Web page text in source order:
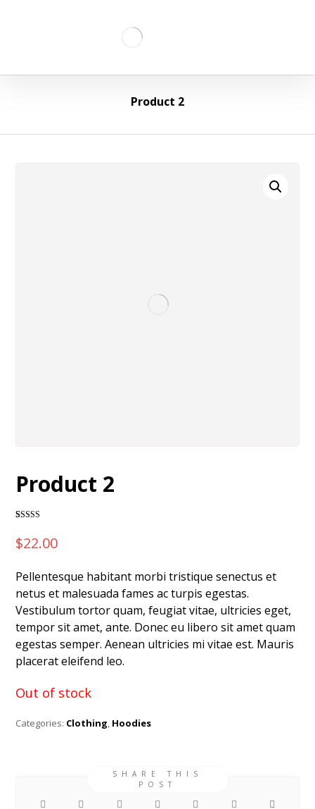
Product 2
Product 2
out of 5
based on
customer
$22.00
Pellentesque habitant morbi tristique senectus et
netus et malesuada fames ac turpis egestas.
Vestibulum tortor quam, feugiat vitae, ultricies eget,
tempor sit amet, ante. Donec eu libero sit amet quam
egestas semper. Aenean ultricies mi vitae est. Mauris
placerat eleifend leo.
Out of stock
Categories: Clothing Hoodies